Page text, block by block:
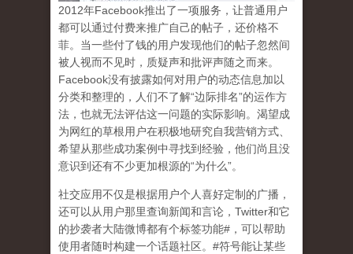
2012年Facebook推出了一项服务，让普通用户
都可以通过付费来推广自己的帖子，还价格不
菲。当一些付了钱的用户发现他们的帖子忽然间
被人视而不见时，质疑声和批评声随之而来。
Facebook没有披露如何对用户的动态信息加以
分类和整理的，人们不了解“边际排名”的运作方
法，也就无法评估这一问题的实际影响。渴望成
为网红的草根用户在积极地研究自我营销方式、
希望从那些成功案例中寻找到经验，他们尚且没
意识到 还有不少更加根源的“为什么”。
社交应用不仅是根据用户个人喜好定制的广播，
还可以从用户那里查询新闻和言论， Twitter和它
的抄袭者大陆微博都有个标签功能# ，可以帮助
使用者随时构建一个话题社区。 #符号能让某些